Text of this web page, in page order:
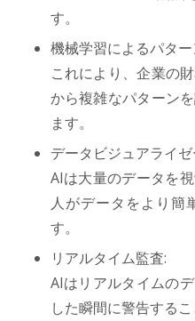
す。
機械学習によるパター
これにより、企業の
から複雑なパターン
ます。
データビジュアライ
AIは大量のデータを
人がデータをより簡
す。
リアルタイム監査:
AIはリアルタイムの
した瞬間に警告するこ